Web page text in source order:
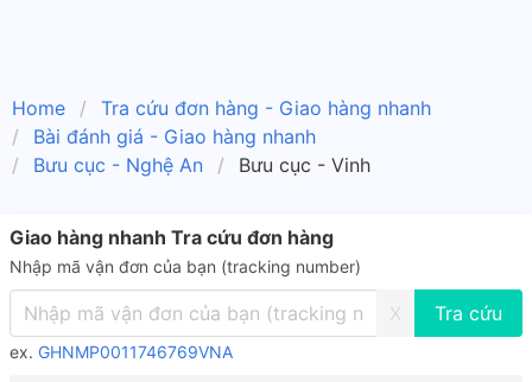
Home
Tra cứu đơn hàng - Giao hàng nhanh
Bài đánh giá - Giao hàng nhanh
Bưu cục - Nghệ An
Bưu cục - Vinh
Giao hàng nhanh Tra cứu đơn hàng
Nhập mã vận đơn của bạn (tracking number)
X
ex. GHNMP0011746769VNA